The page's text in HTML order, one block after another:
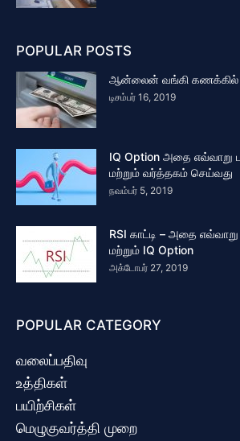
POPULAR POSTS
ஆன்லைன் வங்கி கணக்கில்
டிசம்பர் 16, 2019
IQ Option அதை எவ்வாறு
மற்றும் வர்த்தகம் செய்வது
நவம்பர் 5, 2019
RSI காட்டி – அதை
மற்றும் IQ Option
அக்டோபர் 27, 2019
POPULAR CATEGORY
வலைப்பதிவு
உத்திகள்
பயிற்சிகள்
மெழுகுவர்த்தி முறை